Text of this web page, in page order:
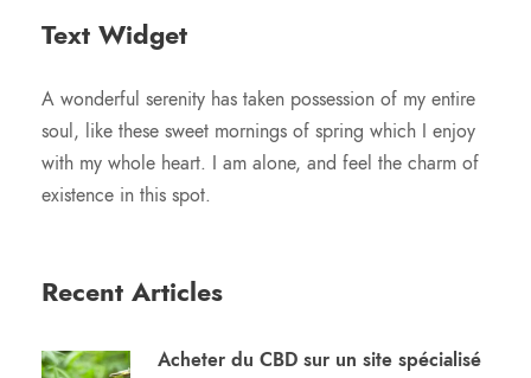
Text Widget
A wonderful serenity has taken possession of my entire
soul, like these sweet mornings of spring which I enjoy
with my whole heart. I am alone, and feel the charm of
existence in this spot.
Recent Articles
Acheter du CBD sur un site spécialisé